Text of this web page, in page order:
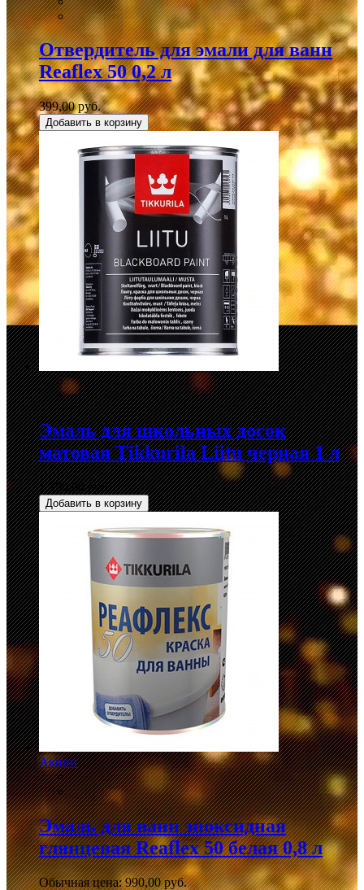
Отвердитель для эмали для ванн
Reaflex 50 0,2 л
399,00 руб.
Добавить в корзину
Эмаль для школьных досок
матовая Tikkurila Liitu черная 1 л
1 190,00 руб.
Добавить в корзину
Акции
Эмаль для ванн эпоксидная
глянцевая Reaflex 50 белая 0,8 л
Обычная цена: 990,00 руб.